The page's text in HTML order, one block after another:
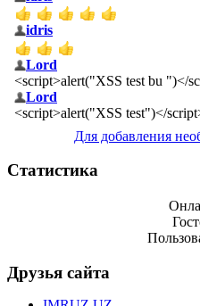
Для добавления
Статистика
Друзья сайта